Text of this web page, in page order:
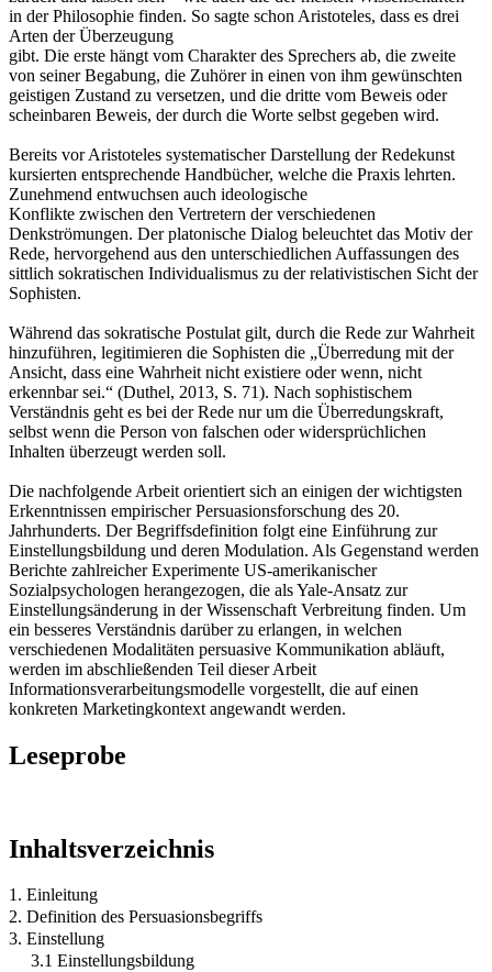
in der Philosophie finden. So sagte schon Aristoteles, dass es drei
Arten der Überzeugung
gibt. Die erste hängt vom Charakter des Sprechers ab, die zweite
von seiner Begabung, die Zuhörer in einen von ihm gewünschten
geistigen Zustand zu versetzen, und die dritte vom Beweis oder
scheinbaren Beweis, der durch die Worte selbst gegeben wird.
Bereits vor Aristoteles systematischer Darstellung der Redekunst
kursierten entsprechende Handbücher, welche die Praxis lehrten.
Zunehmend entwuchsen auch ideologische
Konflikte zwischen den Vertretern der verschiedenen
Denkströmungen. Der platonische Dialog beleuchtet das Motiv der
Rede, hervorgehend aus den unterschiedlichen Auffassungen des
sittlich sokratischen Individualismus zu der relativistischen Sicht der
Sophisten.
Während das sokratische Postulat gilt, durch die Rede zur Wahrheit
hinzuführen, legitimieren die Sophisten die „Überredung mit der
Ansicht, dass eine Wahrheit nicht existiere oder wenn, nicht
erkennbar sei.“ (Duthel, 2013, S. 71). Nach sophistischem
Verständnis geht es bei der Rede nur um die Überredungskraft,
selbst wenn die Person von falschen oder widersprüchlichen
Inhalten überzeugt werden soll.
Die nachfolgende Arbeit orientiert sich an einigen der wichtigsten
Erkenntnissen empirischer Persuasionsforschung des 20.
Jahrhunderts. Der Begriffsdefinition folgt eine Einführung zur
Einstellungsbildung und deren Modulation. Als Gegenstand werden
Berichte zahlreicher Experimente US-amerikanischer
Sozialpsychologen herangezogen, die als Yale-Ansatz zur
Einstellungsänderung in der Wissenschaft Verbreitung finden. Um
ein besseres Verständnis darüber zu erlangen, in welchen
verschiedenen Modalitäten persuasive Kommunikation abläuft,
werden im abschließenden Teil dieser Arbeit
Informationsverarbeitungsmodelle vorgestellt, die auf einen
konkreten Marketingkontext angewandt werden.
Leseprobe
Inhaltsverzeichnis
1. Einleitung
2. Definition des Persuasionsbegriffs
3. Einstellung
3.1 Einstellungsbildung